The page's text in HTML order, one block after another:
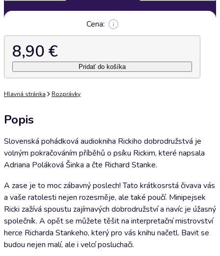
Cena:
8,90 €
Pridať do košíka
Hlavná stránka Rozprávky
Popis
Slovenská pohádková audiokniha Rickiho dobrodružstvá je
volným pokračováním příběhů o psíku Rickim, které napsala
Adriana Poláková Šinka a čte Richard Stanke.
A zase je to moc zábavný poslech! Tato krátkosrstá čivava vás
a vaše ratolesti nejen rozesměje, ale také poučí. Minipejsek
Ricki zažívá spoustu zajímavých dobrodružství a navíc je úžasný
společník. A opět se můžete těšit na interpretační mistrovství
herce Richarda Stankeho, který pro vás knihu načetl. Bavit se
budou nejen malí, ale i velcí posluchači.